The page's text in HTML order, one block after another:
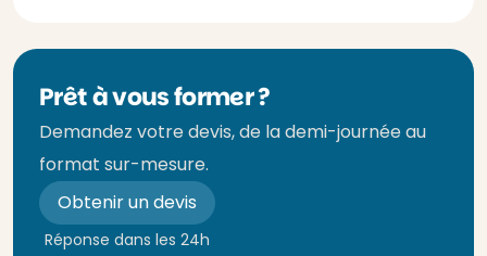
Prêt à vous former ?
Demandez votre devis, de la demi-journée au
format sur-mesure.
Obtenir un devis
Réponse dans les 24h